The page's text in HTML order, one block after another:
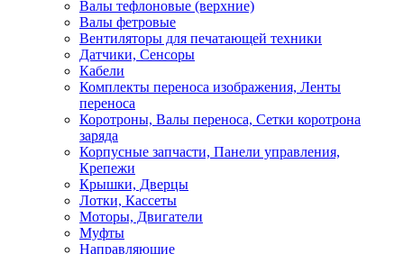
Валы тефлоновые (верхние)
Валы фетровые
Вентиляторы для печатающей техники
Датчики, Сенсоры
Кабели
Комплекты переноса изображения, Ленты
переноса
Коротроны, Валы переноса, Сетки коротрона
заряда
Корпусные запчасти, Панели управления,
Крепежи
Крышки, Дверцы
Лотки, Кассеты
Моторы, Двигатели
Муфты
Направляющие